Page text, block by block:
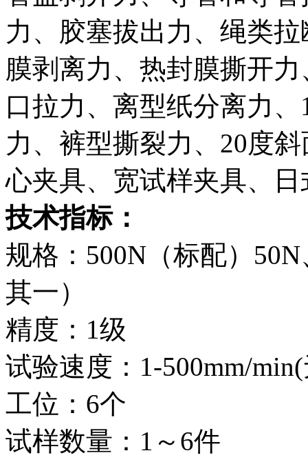
力、胶塞拔出力、绳类
膜剥离力、热封膜撕开
口拉力、离型纸分离力
力、裤型撕裂力、20度
心夹具、宽试样夹具、
技术指标：
规格：500N（标配）
其一）
精度：1级
试验速度：1-500mm/
工位：6个
试样数量：1～6件